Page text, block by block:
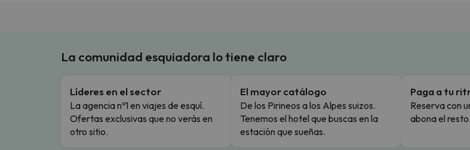
La comunidad esquiadora lo tiene claro
Líderes en el sector
La agencia nº1 en viajes de esquí.
Ofertas exclusivas que no verás en
otro sitio.
El mayor catálogo
De los Pirineos a los Alpes suizos.
Tenemos el hotel que buscas en la
estación que sueñas.
Paga a tu
Reserva con
abona el